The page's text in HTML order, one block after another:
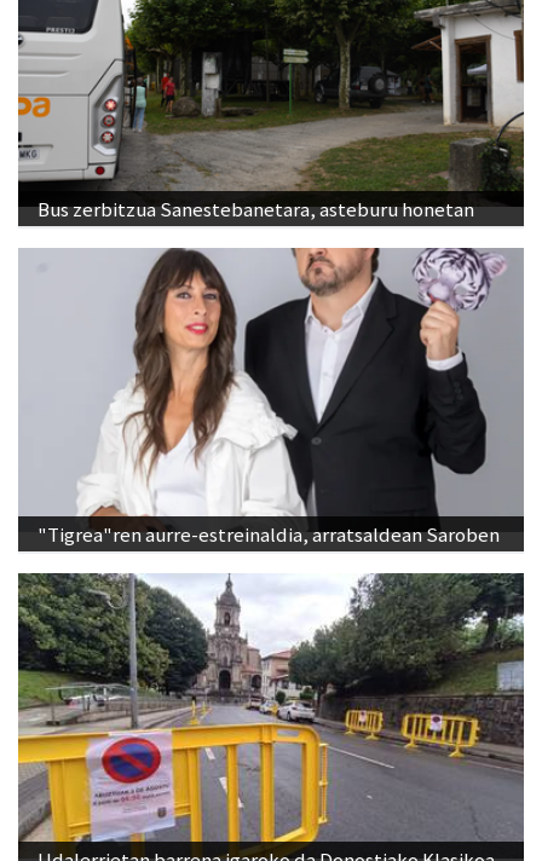
Bus zerbitzua Sanestebanetara, asteburu honetan
"Tigrea"ren aurre-estreinaldia, arratsaldean Saroben